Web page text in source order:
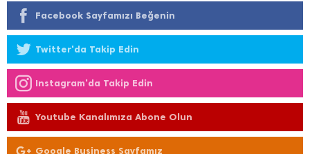
Facebook Sayfamızı Beğenin
Twitter'da Takip Edin
Instagram'da Takip Edin
Youtube Kanalımıza Abone Olun
Google Business Sayfamız